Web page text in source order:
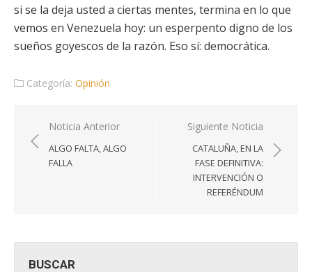
si se la deja usted a ciertas mentes, termina en lo que
vemos en Venezuela hoy: un esperpento digno de los
sueños goyescos de la razón. Eso sí: democrática.
Categoría: Opinión
Navegación
de
entradas
Noticia Anterior
ALGO FALTA, ALGO
FALLA
Siguiente Noticia
CATALUÑA, EN LA
FASE DEFINITIVA:
INTERVENCIÓN O
REFERÉNDUM
BUSCAR